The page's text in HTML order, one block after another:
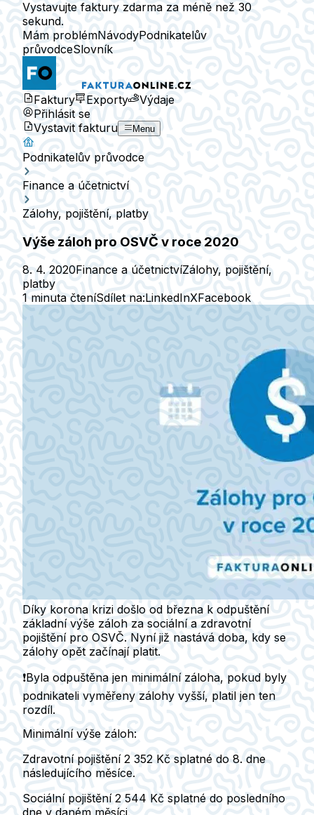
Vystavujte faktury zdarma za méně než 30
sekund.
Mám problémNávodyPodnikatelův
průvodceSlovník
Faktury Exporty
Výdaje
Přihlásit se
Vystavit fakturu
Menu
Podnikatelův průvodce
Finance a účetnictví
Zálohy, pojištění, platby
Výše záloh pro OSVČ v roce 2020
8. 4. 2020Finance a účetnictvíZálohy, pojištění,
platby
1 minuta čteníSdílet na:LinkedInXFacebook
Díky korona krizi došlo od března k odpuštění
základní výše záloh za sociální a zdravotní
pojištění pro OSVČ. Nyní již nastává doba, kdy se
zálohy opět začínají platit.
❗️Byla odpuštěna jen minimální záloha, pokud byly
podnikateli vyměřeny zálohy vyšší, platil jen ten
rozdíl.
Minimální výše záloh:
Zdravotní pojištění2 352 Kč splatné do 8. dne
následujícího měsíce.
Sociální pojištění2 544 Kč splatné do posledního
dne v daném měsíci.